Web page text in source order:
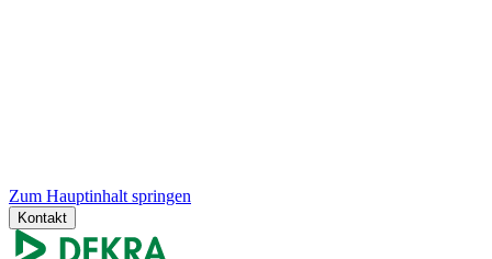
Zum Hauptinhalt springen
Kontakt